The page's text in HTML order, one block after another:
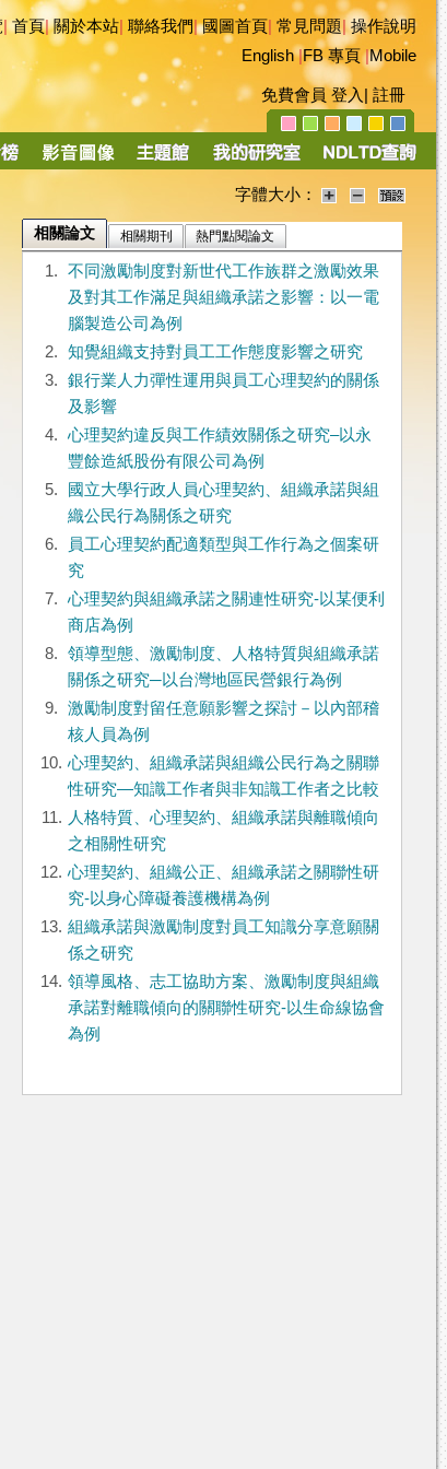
|首頁|關於本站 聯絡我們|國圖首頁 常見問題|操作說明
English|FB 專頁|Mobile
免費會員 登入 註冊
字體大小：
相關論文 相關期刊 熱門點閱論文
1.
不同激勵制度對新世代工作族群之激勵效果
及對其工作滿足與組織承諾之影響：以一電
腦製造公司為例
2.
知覺組織支持對員工工作態度影響之研究
3.
銀行業人力彈性運用與員工心理契約的關係
及影響
4.
心理契約違反與工作績效關係之研究–以永
豐餘造紙股份有限公司為例
5.
國立大學行政人員心理契約、組織承諾與組
織公民行為關係之研究
6.
員工心理契約配適類型與工作行為之個案研
究
7.
心理契約與組織承諾之關連性研究-以某便利
商店為例
8.
領導型態、激勵制度、人格特質與組織承諾
關係之研究─以台灣地區民營銀行為例
9.
激勵制度對留任意願影響之探討－以內部稽
核人員為例
10. 心理契約、組織承諾與組織公民行為之關聯
性研究—知識工作者與非知識工作者之比較
11. 人格特質、心理契約、組織承諾與離職傾向
之相關性研究
12. 心理契約、組織公正、組織承諾之關聯性研
究-以身心障礙養護機構為例
13. 組織承諾與激勵制度對員工知識分享意願關
係之研究
14. 領導風格、志工協助方案、激勵制度與組織
承諾對離職傾向的關聯性研究-以生命線協會
為例